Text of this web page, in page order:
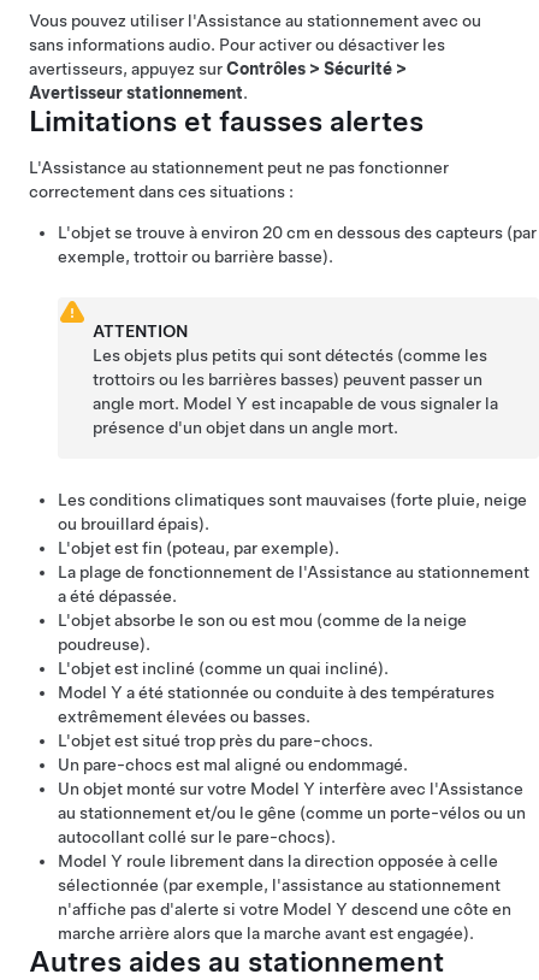
Vous pouvez utiliser l'Assistance au stationnement avec ou
sans informations audio. Pour activer ou désactiver les
avertisseurs, appuyez surContrôles > Sécurité >
Avertisseur stationnement.
Limitations et fausses alertes
L'Assistance au stationnement peut ne pas fonctionner
correctement dans ces situations :
L'objet se trouve à environ 20 cm en dessous des capteurs (par
exemple, trottoir ou barrière basse).
ATTENTION
Les objets plus petits qui sont détectés (comme les
trottoirs ou les barrières basses) peuvent passer un
angle mort. Model Y est incapable de vous signaler la
présence d'un objet dans un angle mort.
Les conditions climatiques sont mauvaises (forte pluie, neige
ou brouillard épais).
L'objet est fin (poteau, par exemple).
La plage de fonctionnement de l'Assistance au stationnement
a été dépassée.
L'objet absorbe le son ou est mou (comme de la neige
poudreuse).
L'objet est incliné (comme un quai incliné).
Model Y a été stationnée ou conduite à des températures
extrêmement élevées ou basses.
L'objet est situé trop près du pare-chocs.
Un pare-chocs est mal aligné ou endommagé.
Un objet monté sur votre Model Y interfère avec l'Assistance
au stationnement et/ou le gêne (comme un porte-vélos ou un
autocollant collé sur le pare-chocs).
Model Y roule librement dans la direction opposée à celle
sélectionnée (par exemple, l'assistance au stationnement
n'affiche pas d'alerte si votre Model Y descend une côte en
marche arrière alors que la marche avant est engagée).
Autres aides au stationnement